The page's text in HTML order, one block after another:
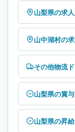
山梨県の求人
山中湖村の
その他物流
山梨県の賞
山梨県の昇